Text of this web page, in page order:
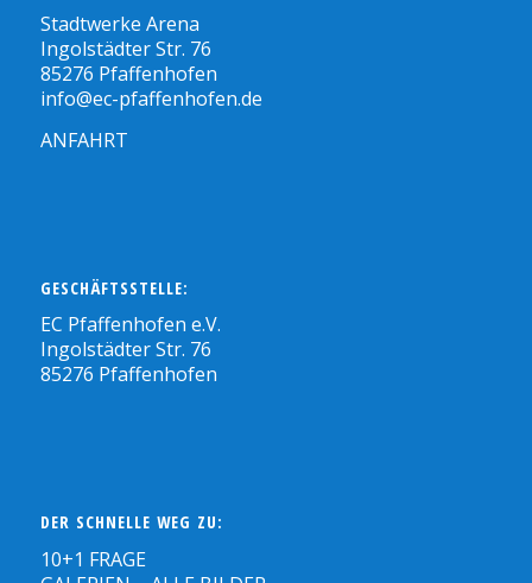
Stadtwerke Arena
Ingolstädter Str. 76
85276 Pfaffenhofen
info@ec-pfaffenhofen.de
ANFAHRT
GESCHÄFTSSTELLE:
EC Pfaffenhofen e.V.
Ingolstädter Str. 76
85276 Pfaffenhofen
DER SCHNELLE WEG ZU:
10+1 FRAGE